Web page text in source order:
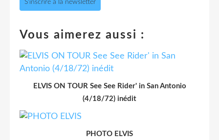
S'inscrire à la newsletter
Vous aimerez aussi :
ELVIS ON TOUR See See Rider' in San Antonio
(4/18/72) inédit
PHOTO ELVIS